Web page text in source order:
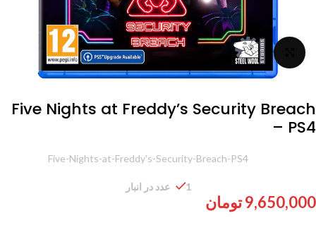
برای بزرگنمایی کلیک کنید
Five Nights at Freddy’s Security Breach
– PS4
Five-Nights-at-Freddy's-Security-Breach-PS4
9,650,000تومان
1 عدد در انبار